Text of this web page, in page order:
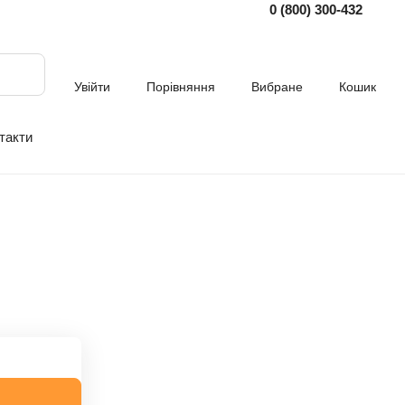
0 (800) 300-432
Увійти Порівняння Вибране Кошик